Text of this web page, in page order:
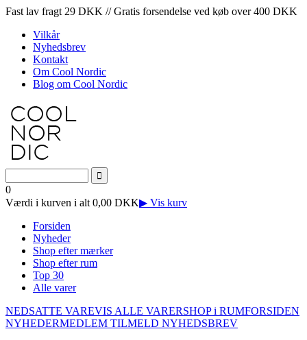
Fast lav fragt 29 DKK // Gratis forsendelse ved køb over 400 DKK
Vilkår
Nyhedsbrev
Kontakt
Om Cool Nordic
Blog om Cool Nordic
0
Værdi i kurven i alt 0,00 DKK▶ Vis kurv
Forsiden
Nyheder
Shop efter mærker
Shop efter rum
Top 30
Alle varer
NEDSATTE VAREVIS ALLE VARERSHOP i RUMFORSIDEN
NYHEDERMEDLEM TILMELD NYHEDSBREV